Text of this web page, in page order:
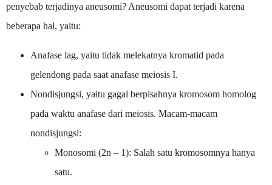
penyebab terjadinya aneusomi? Aneusomi dapat terjadi karena
beberapa hal, yaitu:
Anafase lag, yaitu tidak melekatnya kromatid pada
gelendong pada saat anafase meiosis I.
Nondisjungsi, yaitu gagal berpisahnya kromosom homolog
pada waktu anafase dari meiosis. Macam-macam
nondisjungsi:
Monosomi (2n – 1): Salah satu kromosomnya hanya
satu.